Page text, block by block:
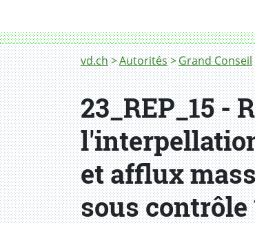
Fil d'Ariane
vd.ch Autorités Grand Conseil
23_REP_15 -
et afflux
sous contrôle